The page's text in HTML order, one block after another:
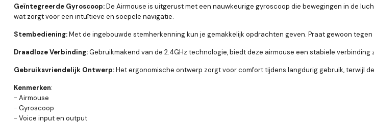
Geïntegreerde Gyroscoop:De Airmouse is uitgerust met een nauwkeurige gyroscoop die bewegingen in de
wat zorgt voor een intuïtieve en soepele navigatie.
Stembediening:Met de ingebouwde stemherkenning kun je gemakkelijk opdrachten geven. Praat gewoon
Draadloze Verbinding:Gebruikmakend van de 2.4GHz technologie, biedt deze airmouse een stabiele
Gebruiksvriendelijk Ontwerp:Het ergonomische ontwerp zorgt voor comfort tijdens langdurig gebruik, terwijl
Kenmerken:
- Airmouse
- Gyroscoop
- Voice input en output